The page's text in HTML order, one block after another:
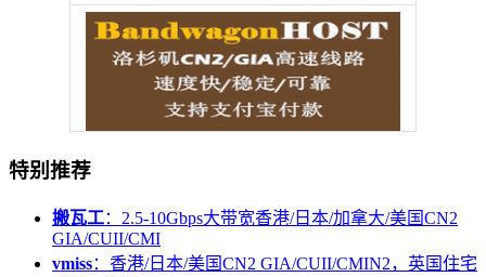
特别推荐
搬瓦工：2.5-10Gbps大带宽香港/日本/加拿大/美国CN2
GIA/CUII/CMI
vmiss：香港/日本/美国CN2 GIA/CUII/CMIN2，英国住宅